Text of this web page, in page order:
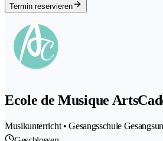
Termin reservieren
Ecole de Musique
Musikunterricht • Gesangsschule